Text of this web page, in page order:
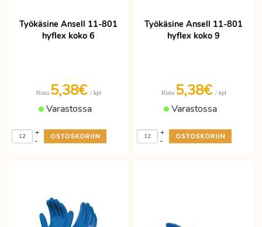
Työkäsine Ansell 11-801
hyflex koko 6
Hinta 5,38€ / kpl
Varastossa
-
+
Työkäsine Ansell 11-801
hyflex koko 9
Hinta 5,38€ / kpl
Varastossa
-
+